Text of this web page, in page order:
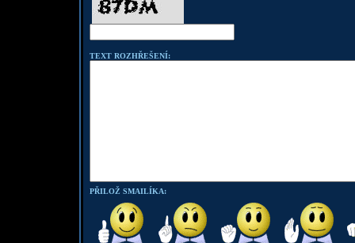
TEXT ROZHŘEŠENÍ:
PŘILOŽ SMAILÍKA: